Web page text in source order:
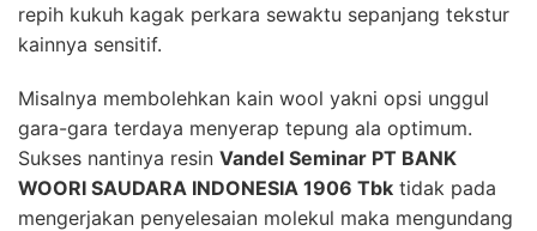
repih kukuh kagak perkara sewaktu sepanjang tekstur
kainnya sensitif.
Misalnya membolehkan kain wool yakni opsi unggul
gara-gara terdaya menyerap tepung ala optimum.
Sukses nantinya resin Vandel Seminar PT BANK
WOORI SAUDARA INDONESIA 1906 Tbk tidak pada
mengerjakan penyelesaian molekul maka mengundang